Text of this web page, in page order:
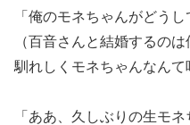
「俺のモネちゃんがどう
（百音さんと結婚するの
馴れしくモネちゃんなんて
「ああ、久しぶりの生モ